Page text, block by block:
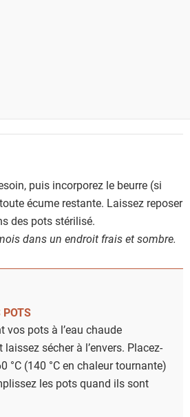
puis incorporez le beurre (si
écume restante. Laissez reposer
des pots stérilisé.
dans un endroit frais et sombre.
POTS
vos pots à l’eau chaude
sécher à l’envers. Placez-
°C (140 °C en chaleur tournante)
les pots quand ils sont